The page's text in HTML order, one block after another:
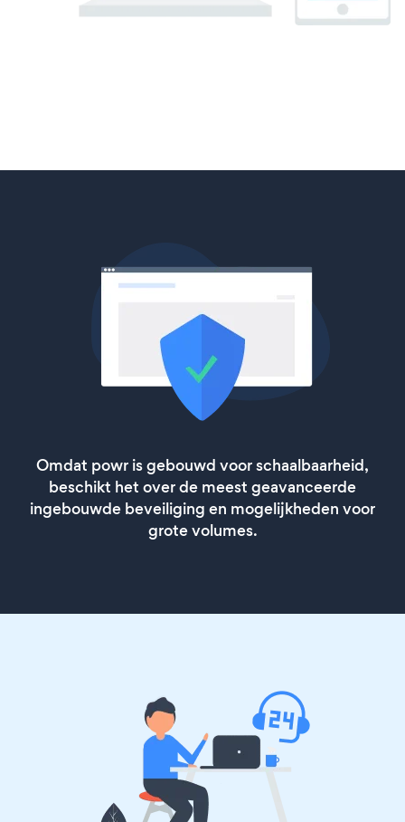
Omdat powr is gebouwd voor schaalbaarheid,
beschikt het over de meest geavanceerde
ingebouwde beveiliging en mogelijkheden voor
grote volumes.